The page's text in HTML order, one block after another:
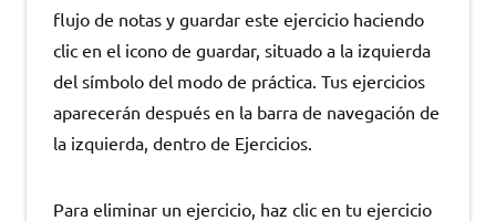
flujo de notas y guardar este ejercicio haciendo
clic en el icono de guardar, situado a la izquierda
del símbolo del modo de práctica. Tus ejercicios
aparecerán después en la barra de navegación de
la izquierda, dentro de Ejercicios.
Para eliminar un ejercicio, haz clic en tu ejercicio